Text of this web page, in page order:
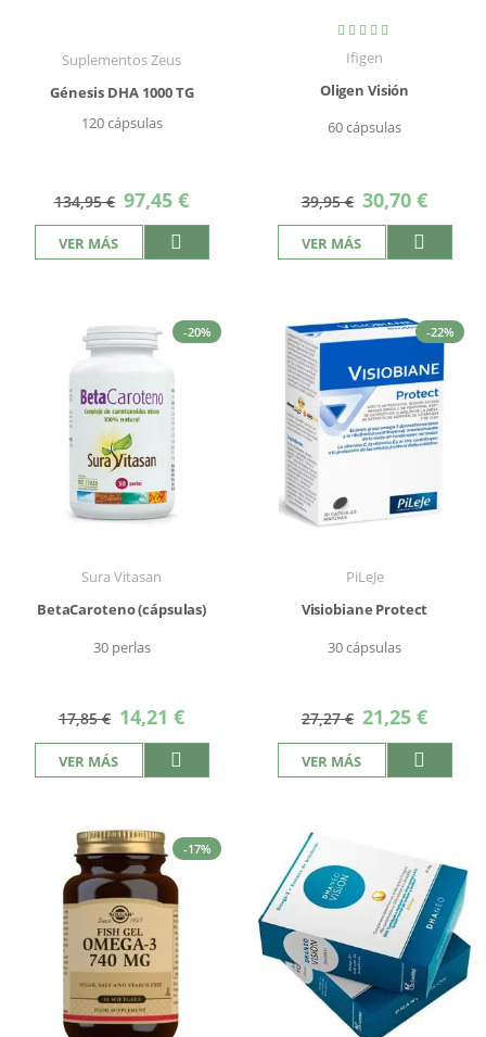
Suplementos Zeus
Génesis DHA 1000 TG
120 cápsulas
134,95 € Precio
especial
97,45 €
VER MÁS
Valoración:
Ifigen
Oligen Visión
60 cápsulas
39,95 € Precio
especial
30,70 €
VER MÁS
-20%
Sura Vitasan
BetaCaroteno (cápsulas)
30 perlas
17,85 € Precio
especial
14,21 €
VER MÁS
-22%
PiLeJe
Visiobiane Protect
30 cápsulas
27,27 € Precio
especial
21,25 €
VER MÁS
-17%